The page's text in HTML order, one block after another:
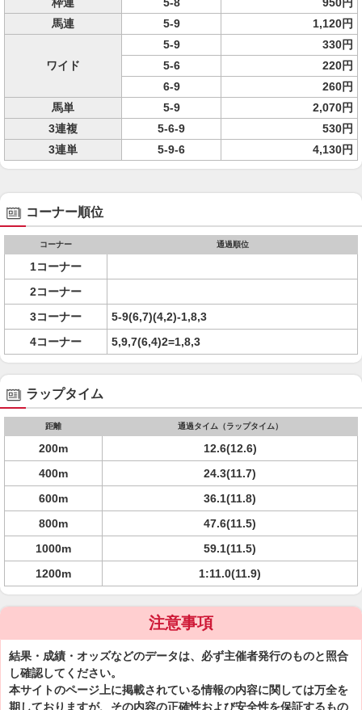
馬連
5-9 1,120円
ワイド
5-9
330円
5-6
220円
6-9
260円
馬単
5-9
2,070円
3連複
5-6-9
530円
3連単
5-9-6 4,130円
コーナー順位
コーナー 通過順位
1コーナー
2コーナー
3コーナー
5-9(6,7)(4,2)-1,8,3
4コーナー
5,9,7(6,4)2=1,8,3
ラップタイム
距離 通過タイム（ラップタイム）
200m
12.6(12.6)
400m
24.3(11.7)
600m
36.1(11.8)
800m
47.6(11.5)
1000m
59.1(11.5)
1200m
1:11.0(11.9)
注意事項
結果・成績・オッズなどのデータは、必ず主催者発行のものと照合
し確認してください。
本サイトのページ上に掲載されている情報の内容に関しては万全を
期しておりますが、その内容の正確性および安全性を保証するもの